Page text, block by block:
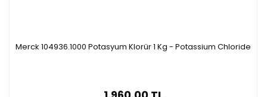
Merck 104936.1000 Potasyum Klorür 1 Kg - Potassium Chloride